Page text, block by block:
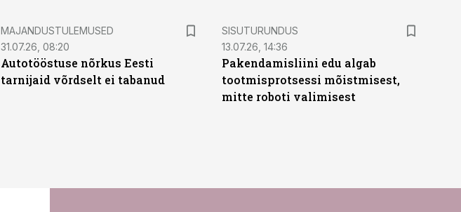
MAJANDUSTULEMUSED
31.07.26, 08:20
Autotööstuse nõrkus Eesti
tarnijaid võrdselt ei tabanud
ST
SISUTURUNDUS
13.07.26, 14:36
Pakendamisliini edu algab
tootmisprotsessi mõistmisest,
mitte roboti valimisest